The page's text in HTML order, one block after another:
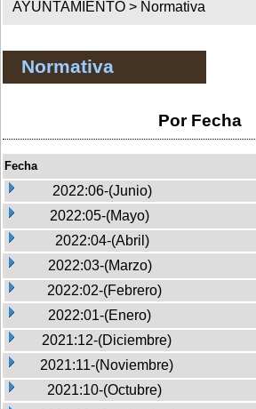
AYUNTAMIENTO > Normativa
Normativa
Por Fecha
Fecha
2022:06-(Junio)
2022:05-(Mayo)
2022:04-(Abril)
2022:03-(Marzo)
2022:02-(Febrero)
2022:01-(Enero)
2021:12-(Diciembre)
2021:11-(Noviembre)
2021:10-(Octubre)